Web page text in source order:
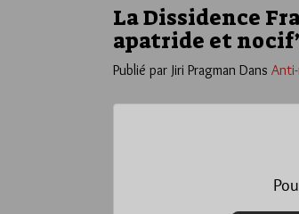
La Dissidence
apatride et nocif’
Publié par Jiri Pragman Dans